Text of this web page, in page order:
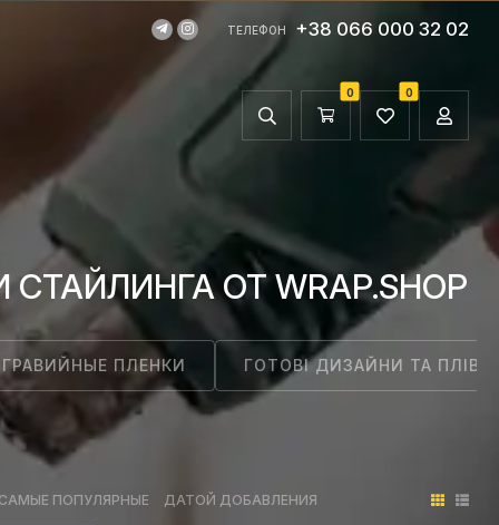
ТЕЛЕФОН +38 066 000 32 02
0 0
ОТ WRAP.SHOP
ПЛЕНКИ ГОТОВІ ДИЗАЙНИ ТА
ПОПУЛЯРНЫЕ ДАТОЙ ДОБАВЛЕНИЯ